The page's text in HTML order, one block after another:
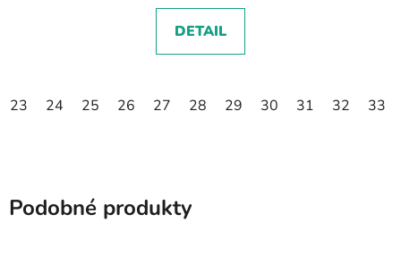
DETAIL
23 24 25 26 27 28 29 30 31 32 33
Podobné produkty